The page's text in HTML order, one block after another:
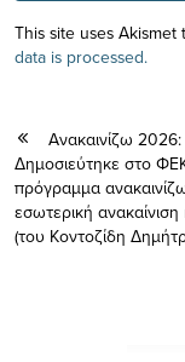
This site uses
data is processed.
Ανακαινίζω 2026:
Δημοσιεύτηκε στο
πρόγραμμα
εσωτερική ανακαίνιση
(του Κοντοζίδη